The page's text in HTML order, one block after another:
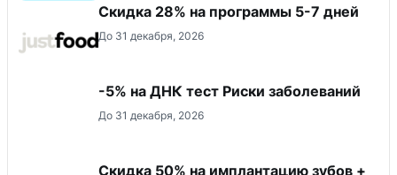
Скидка 28% на программы 5-7 дней
До 31 декабря, 2026
-5% на ДНК тест Риски заболеваний
До 31 декабря, 2026
Скидка 50% на имплантацию зубов +